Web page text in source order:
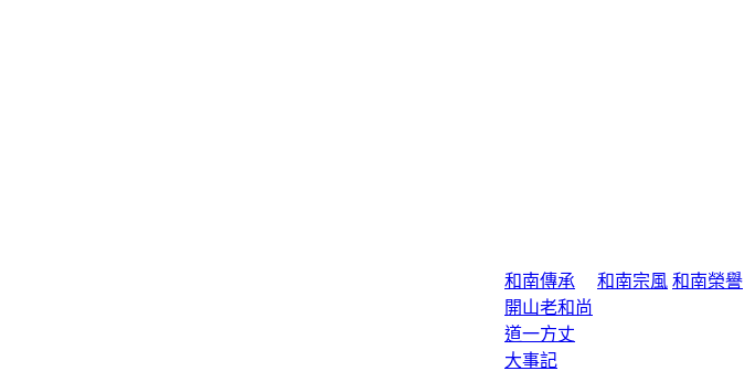
和南傳承
開山老和尚
道一方丈
大事記
和南宗風 和南榮譽